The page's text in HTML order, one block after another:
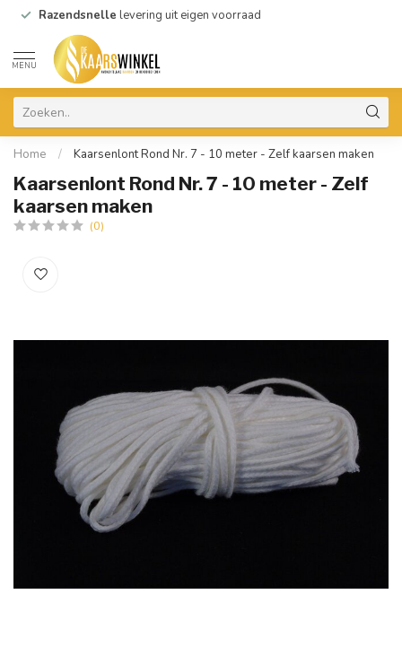
Razendsnelle levering uit eigen voorraad
MENU
Home / Kaarsenlont Rond Nr. 7 - 10 meter - Zelf kaarsen maken
Kaarsenlont Rond Nr. 7 - 10 meter - Zelf
kaarsen maken
(0)